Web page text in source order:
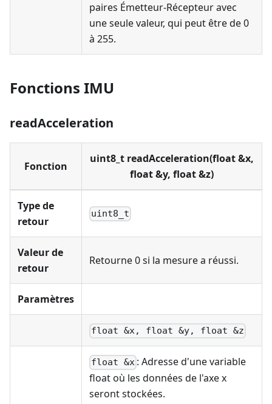
paires Émetteur-Récepteur avec
une seule valeur, qui peut être de 0
à 255.
Fonctions IMU
readAcceleration
Fonction
uint8_t readAcceleration(float &x,
float &y, float &z)
Type de
retour
uint8_t
Valeur de
retour
Retourne 0 si la mesure a réussi.
Paramètres
float &x, float &y, float &z
float &x : Adresse d'une variable
float où les données de l'axe x
seront stockées.